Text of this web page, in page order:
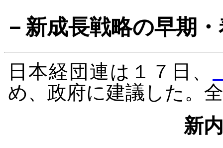
－新成長戦略の早期
日本経団連は１７日、
め、政府に建議した。
新